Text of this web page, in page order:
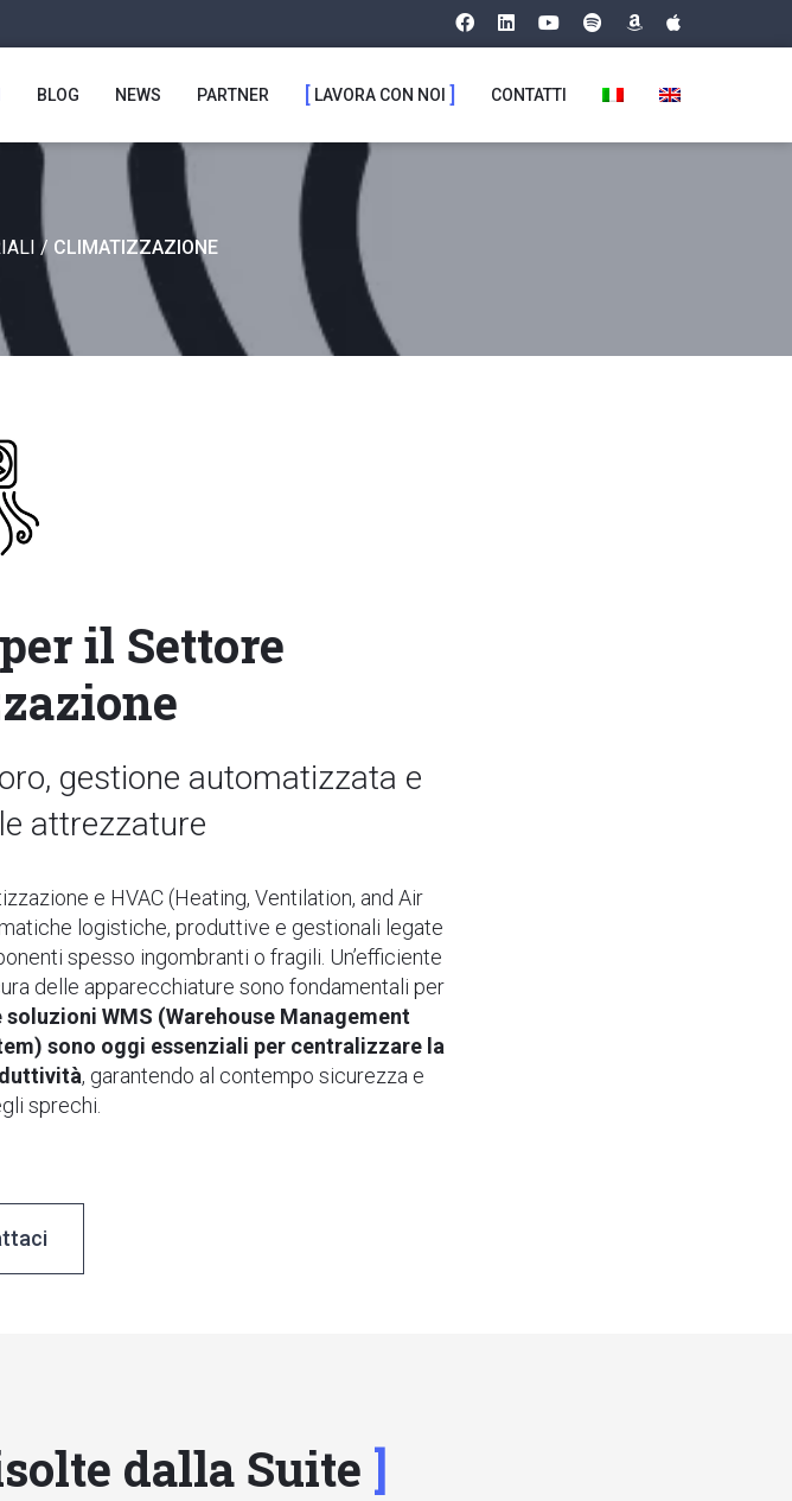
BLOG NEWS PARTNER LAVORA CON NOI CONTATTI
/ CLIMATIZZAZIONE
il Settore
gestione automatizzata e
attrezzature
e HVAC (Heating, Ventilation, and Air
logistiche, produttive e gestionali legate
spesso ingombranti o fragili. Un’efficiente
delle apparecchiature sono fondamentali per
soluzioni WMS (Warehouse Management
sono oggi essenziali per centralizzare la
, garantendo al contempo sicurezza e
sprechi.
dalla Suite